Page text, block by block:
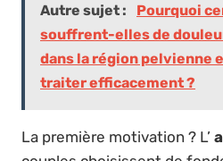
Autre sujet :
Pourquoi
souffrent-elles de
dans la région pelvienne
traiter efficacement ?
La première motivation ? L’